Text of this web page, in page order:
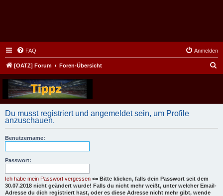
FAQ Anmelden
[OATZ] Forum Foren-Übersicht
Du musst registriert und angemeldet sein, um Profile
anzuschauen.
Benutzername:
Passwort:
Ich habe mein Passwort vergessen <= Bitte klicken, falls dein Passwort seit dem
30.07.2018 nicht geändert wurde! Falls du nicht mehr weißt, unter welcher Email-
Adresse du dich registriert hast, oder es diese Adresse nicht mehr gibt, wende